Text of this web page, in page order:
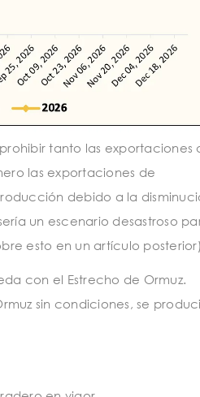
tanto las exportaciones
las exportaciones de
debido a la
un escenario desastroso
esto en un artículo
con el Estrecho de Ormuz.
sin condiciones, se